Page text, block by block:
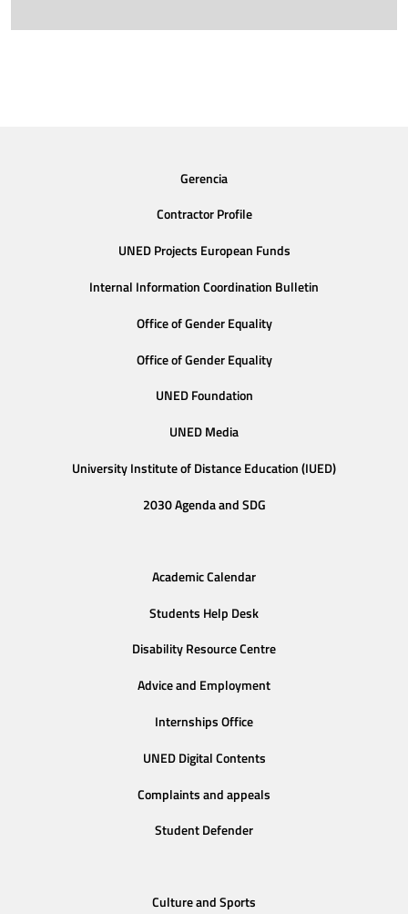
Gerencia
Contractor Profile
UNED Projects European Funds
Internal Information Coordination Bulletin
Office of Gender Equality
Office of Gender Equality
UNED Foundation
UNED Media
University Institute of Distance Education (IUED)
2030 Agenda and SDG
Academic Calendar
Students Help Desk
Disability Resource Centre
Advice and Employment
Internships Office
UNED Digital Contents
Complaints and appeals
Student Defender
Culture and Sports